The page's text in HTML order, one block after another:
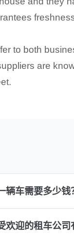
to both
are
车需要多少钱
迎的租车公司